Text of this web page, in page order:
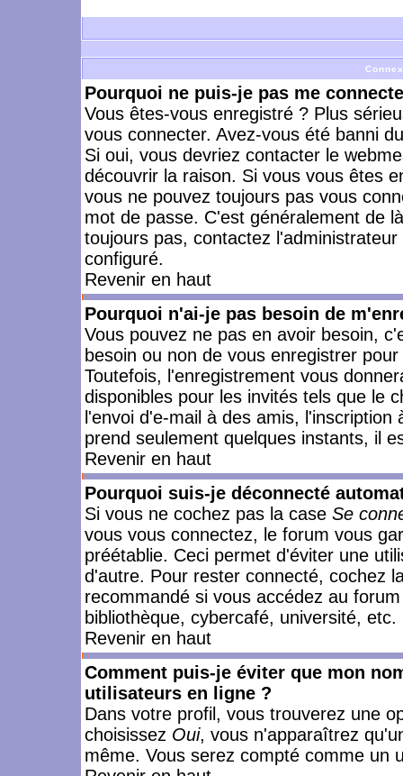
Pourquoi ne puis-je pas me
Vous êtes-vous enregistré ? Plus
vous connecter. Avez-vous été banni
Si oui, vous devriez contacter le
découvrir la raison. Si vous vous êtes
vous ne pouvez toujours pas vous
mot de passe. C'est généralement de
toujours pas, contactez
configuré.
Revenir en haut
Pourquoi n'ai-je pas besoin de
Vous pouvez ne pas en avoir besoin,
besoin ou non de vous enregistrer
Toutefois, l'enregistrement vous
disponibles pour les invités tels que le
l'envoi d'e-mail à des amis,
prend seulement quelques instants, il
Revenir en haut
Pourquoi suis-je déconnecté
Si vous ne cochez pas la case Se
vous vous connectez, le forum vous
préétablie. Ceci permet d'éviter une
d'autre. Pour rester connecté, cochez
recommandé si vous accédez au
bibliothèque, cybercafé, université, etc.
Revenir en haut
Comment puis-je éviter que mon
utilisateurs en ligne ?
Dans votre profil, vous trouverez une
choisissez Oui, vous n'apparaîtrez
même. Vous serez compté comme un